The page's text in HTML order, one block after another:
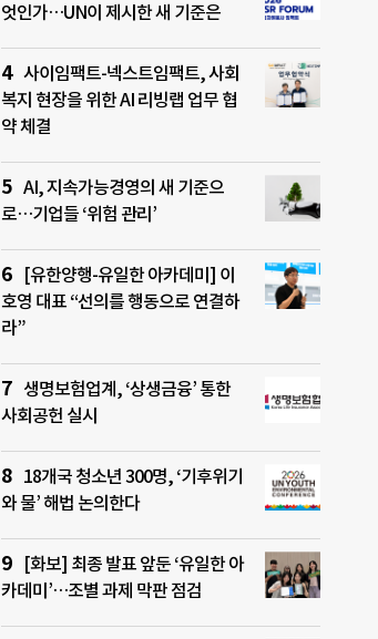
엇인가…UN이 제시한 새 기준은
사이임팩트-넥스트임팩트, 사회
복지 현장을 위한 AI 리빙랩 업무 협
약 체결
AI, 지속가능경영의 새 기준으
로…기업들 ‘위험 관리’
[유한양행-유일한 아카데미] 이
호영 대표 “선의를 행동으로 연결하
라”
생명보험업계, ‘상생금융’ 통한
사회공헌 실시
18개국 청소년 300명, ‘기후위기
와 물’ 해법 논의한다
[화보] 최종 발표 앞둔 ‘유일한 아
카데미’…조별 과제 막판 점검